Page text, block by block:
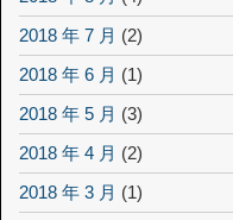
2018 年 7 月 (2)
2018 年 6 月 (1)
2018 年 5 月 (3)
2018 年 4 月 (2)
2018 年 3 月 (1)